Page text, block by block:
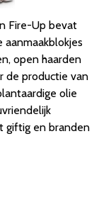
Fire-Up bevat
open haarden
de productie van
olie
giftig en branden